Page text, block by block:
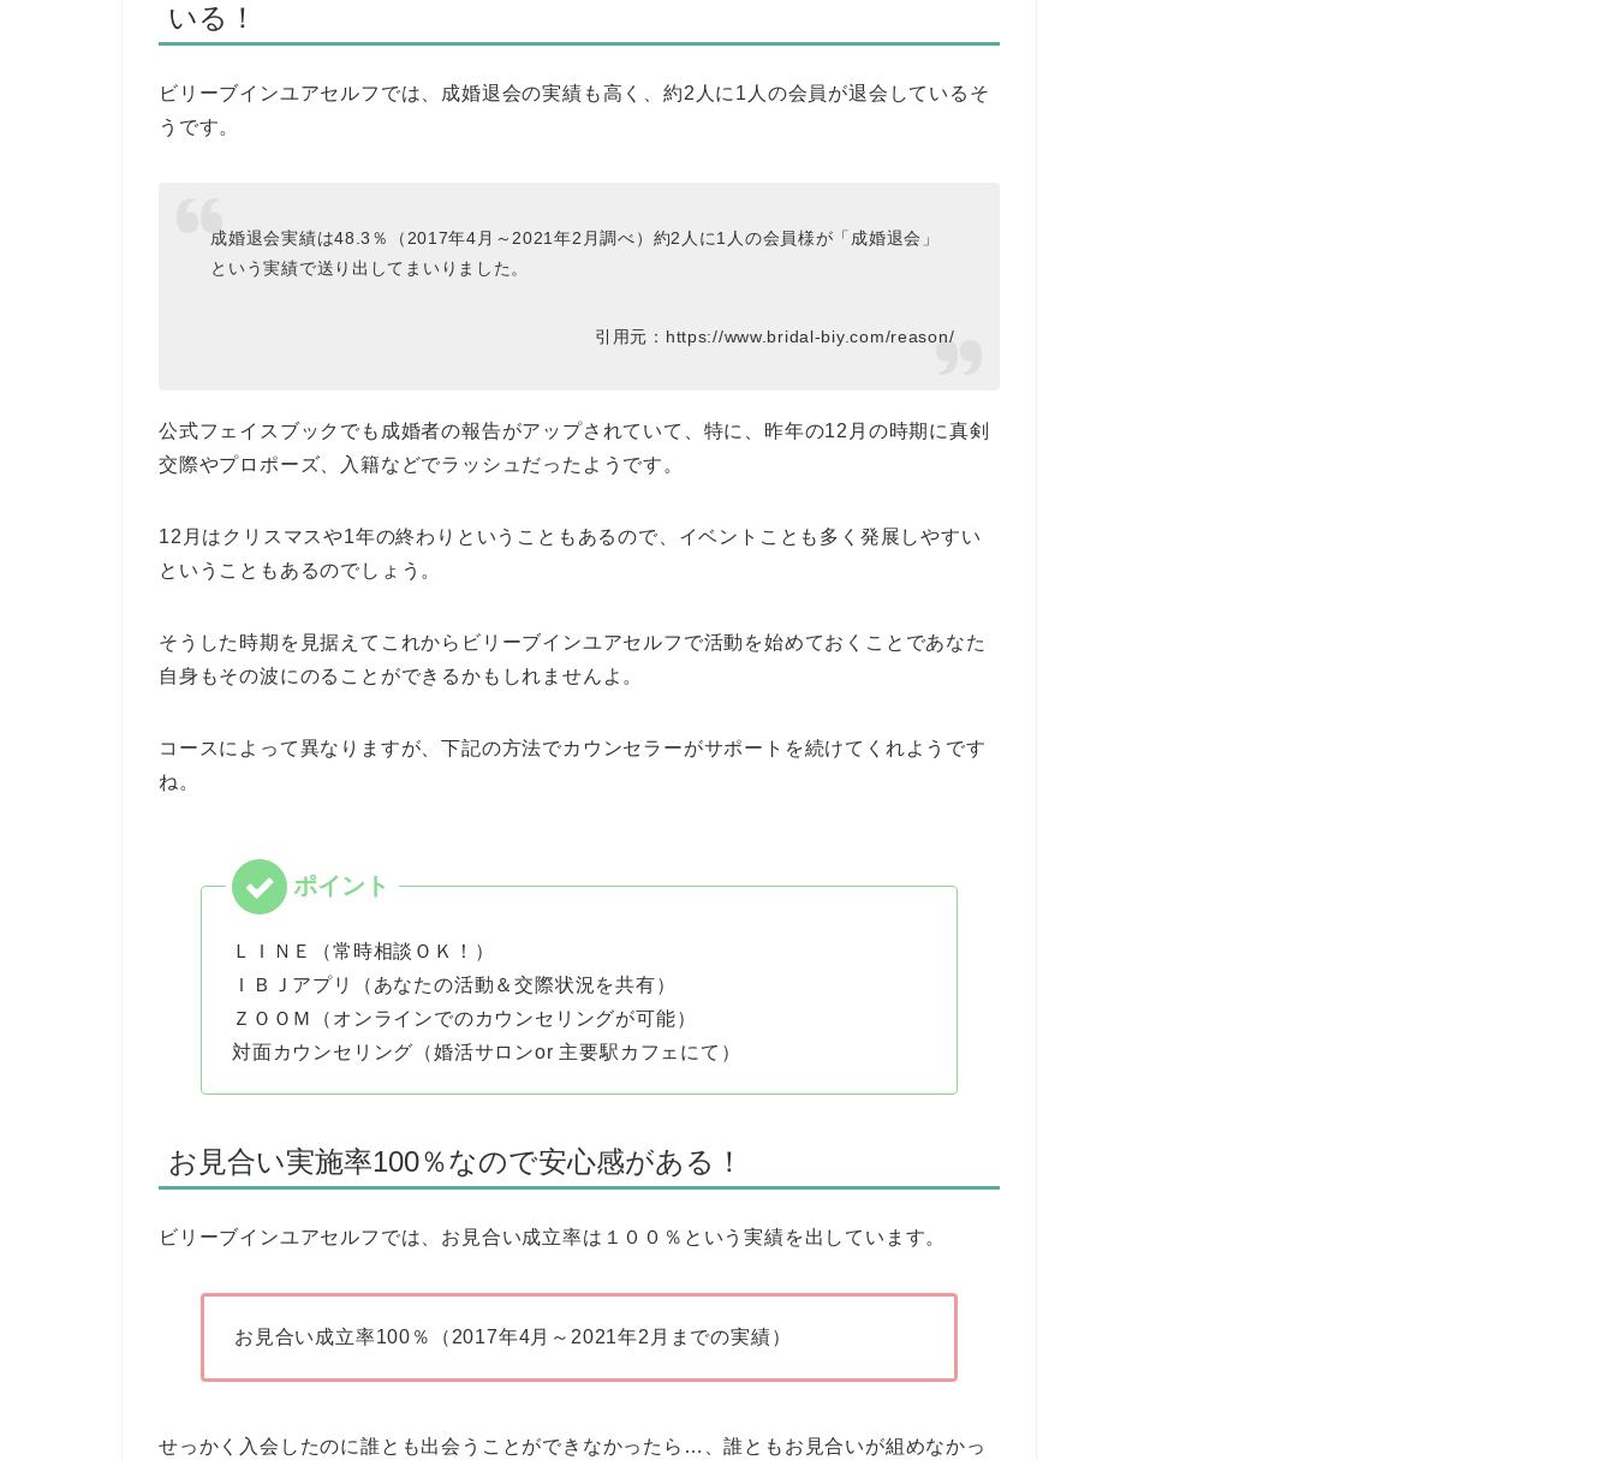
いる！
ビリーブインユアセルフでは、成婚退会の実績も高く、約2人に1人の会員が退会しているそ
うです。
成婚退会実績は48.3％（2017年4月～2021年2月調べ）約2人に1人の会員様が「成婚退会」
という実績で送り出してまいりました。
引用元：https://www.bridal-biy.com/reason/
公式フェイスブックでも成婚者の報告がアップされていて、特に、昨年の12月の時期に真剣
交際やプロポーズ、入籍などでラッシュだったようです。
12月はクリスマスや1年の終わりということもあるので、イベントことも多く発展しやすい
ということもあるのでしょう。
そうした時期を見据えてこれからビリーブインユアセルフで活動を始めておくことであなた
自身もその波にのることができるかもしれませんよ。
コースによって異なりますが、下記の方法でカウンセラーがサポートを続けてくれようです
ね。
ＬＩＮＥ（常時相談ＯＫ！）
ＩＢＪアプリ（あなたの活動＆交際状況を共有）
ＺＯＯＭ（オンラインでのカウンセリングが可能）
対面カウンセリング（婚活サロンor 主要駅カフェにて）
お見合い実施率100％なので安心感がある！
ビリーブインユアセルフでは、お見合い成立率は１００％という実績を出しています。
お見合い成立率100％（2017年4月～2021年2月までの実績）
せっかく入会したのに誰とも出会うことができなかったら…、誰ともお見合いが組めなかっ